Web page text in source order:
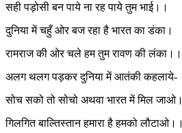
सही पड़ोसी बन पाये ना रह पाये तुम भाई।।
दुनिया में चहुँ ओर बज रहा है भारत का डंका।
रामराज की ओर चले हम तुम रावण की लंका।।
अलग थलग पड़कर दुनिया में आतंकी कहलाये-
सोच सको तो सोचो अथवा भारत में मिल जाओ।
गिलगित बाल्तिस्तान हमारा है हमको लौटाओ।।